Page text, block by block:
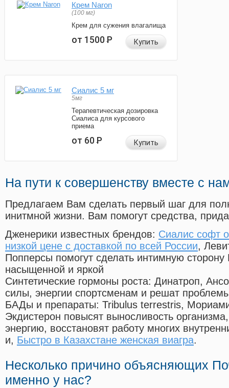
Крем Naron
(100 мг)
Крем для сужения влагалища
от 1500Р Купить
Сиалис 5 мг
5мг
Терапевтическая дозировка
Сиалиса для курсового
приема
от 60Р Купить
На пути к совершенству вместе с
Предлагаем Вам сделать первый шаг для
инитмной жизни. Вам помогут средства,
Дженерики известных брендов: Сиалис софт
низкой цене с доставкой по всей России,
Попперсы помогут сделать интимную
насыщенной и яркой
Синтетические гормоны роста: Динатроп,
силы, энергии спортсменам и решат
БАДы и препараты: Tribulus terrestris,
Экдистерон повысят выносливость
энергию, восстановят работу многих
и, Быстро в Казахстане женская виагра.
Несколько причино объясняющих
именно у нас?